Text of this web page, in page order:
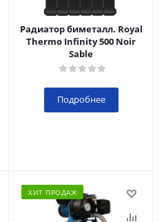
Радиатор биметалл. Royal
Thermo Infinity 500 Noir
Sable
Подробнее
ХИТ ПРОДАЖ